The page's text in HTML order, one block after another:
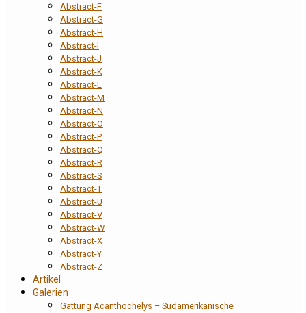
Abstract-F
Abstract-G
Abstract-H
Abstract-I
Abstract-J
Abstract-K
Abstract-L
Abstract-M
Abstract-N
Abstract-O
Abstract-P
Abstract-Q
Abstract-R
Abstract-S
Abstract-T
Abstract-U
Abstract-V
Abstract-W
Abstract-X
Abstract-Y
Abstract-Z
Artikel
Galerien
Gattung Acanthochelys – Südamerikanische